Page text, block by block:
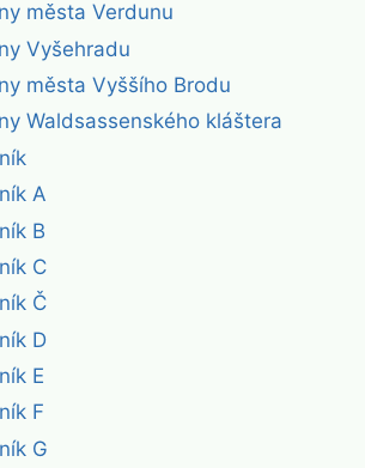
města Verdunu
Vyšehradu
města Vyššího Brodu
Waldsassenského kláštera
A
B
C
Č
D
E
F
G